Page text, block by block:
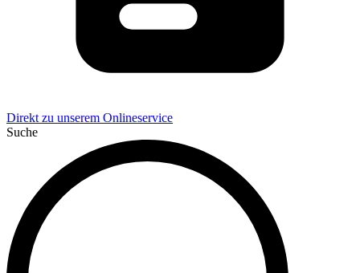
Direkt zu unserem Onlineservice
Suche